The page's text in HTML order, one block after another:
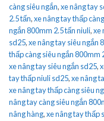
càng siêu ngắn,xe nâng tay
2.5 tấn,xe nâng tay thấp
ngắn 800mm 2.5 tấn niuli,xe
sd25,xe nâng tay siêu ngắn
thấp càng siêu ngắn 800mm
xe nâng tay siêu ngắn sd25,
tay thấp niuli sd25,xe nâng
xe nâng tay thấp càng siêu
nâng tay càng siêu ngắn
nâng hàng,xe nâng tay thấp